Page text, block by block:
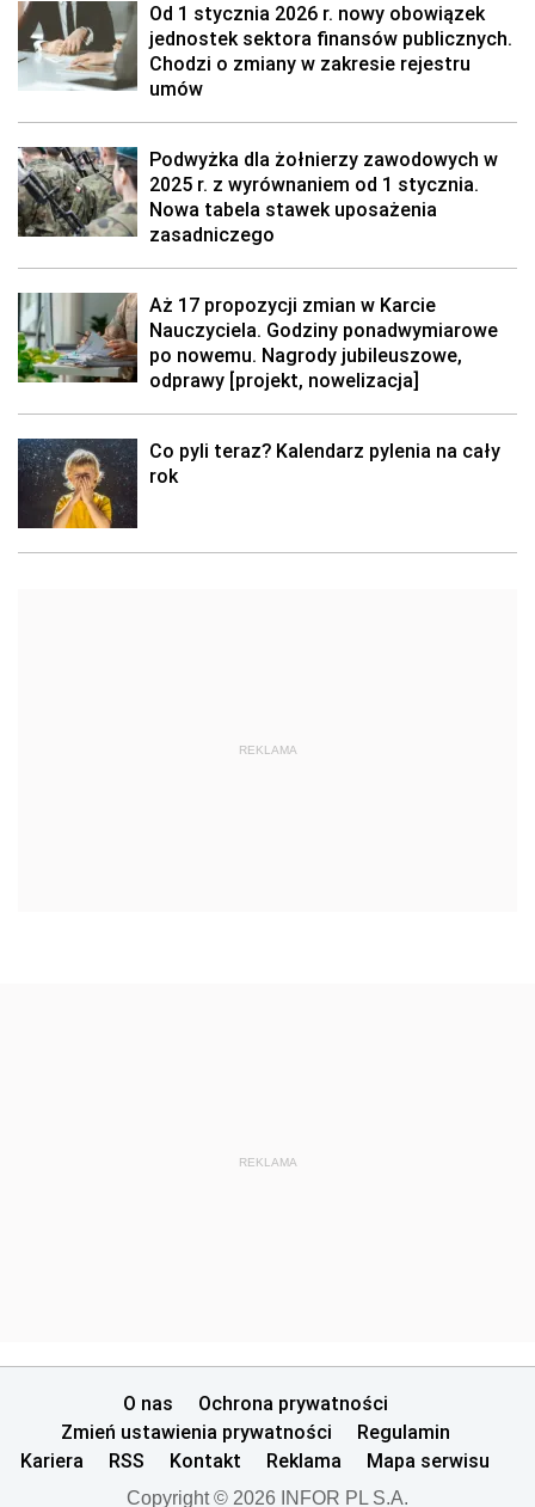
Od 1 stycznia 2026 r. nowy obowiązek
jednostek sektora finansów publicznych.
Chodzi o zmiany w zakresie rejestru
umów
Podwyżka dla żołnierzy zawodowych w
2025 r. z wyrównaniem od 1 stycznia.
Nowa tabela stawek uposażenia
zasadniczego
Aż 17 propozycji zmian w Karcie
Nauczyciela. Godziny ponadwymiarowe
po nowemu. Nagrody jubileuszowe,
odprawy [projekt, nowelizacja]
Co pyli teraz? Kalendarz pylenia na cały
rok
REKLAMA
REKLAMA
O nas
Ochrona prywatności
Zmień ustawienia prywatności
Regulamin
Kariera
RSS Kontakt Reklama Mapa serwisu
Copyright © 2026 INFOR PL S.A.